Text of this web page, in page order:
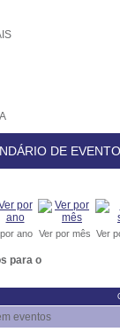
DE
ano Ver por mês Ver
para o
eventos